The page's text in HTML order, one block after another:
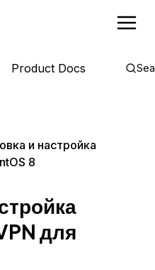
Product Docs
и настройка
8
для